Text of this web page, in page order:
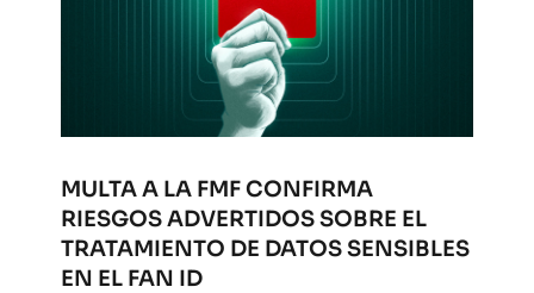
MULTA A LA FMF CONFIRMA
RIESGOS ADVERTIDOS SOBRE EL
TRATAMIENTO DE DATOS SENSIBLES
EN EL FAN ID